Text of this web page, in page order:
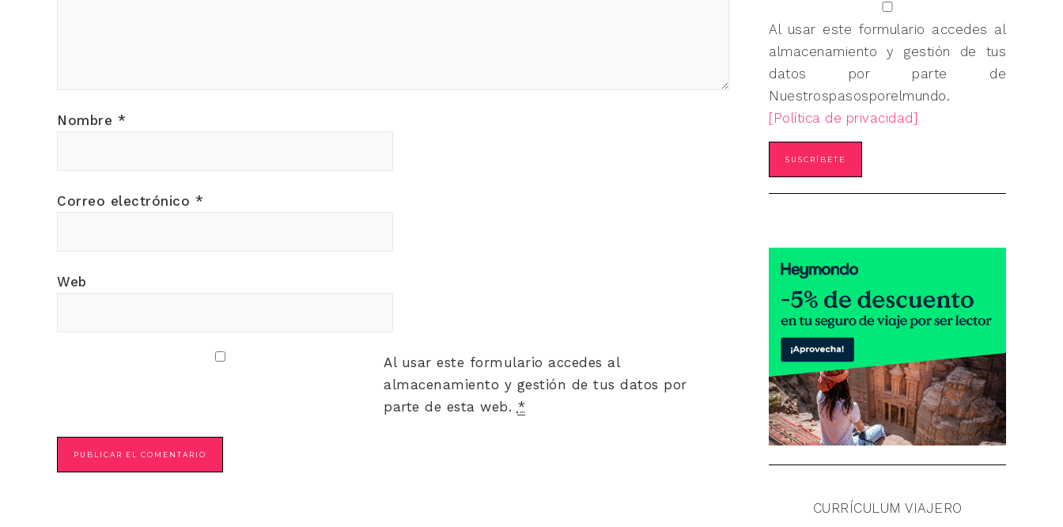
Nombre *
Correo electrónico *
Web
Al usar este formulario accedes al
almacenamiento y gestión de tus datos por
parte de esta web. *
Al usar este formulario accedes al
almacenamiento y gestión de tus
datos por parte de
Nuestrospasosporelmundo.
[Política de privacidad]
CURRÍCULUM VIAJERO